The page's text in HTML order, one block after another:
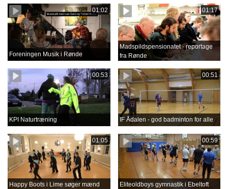
01:02
Foreningen Musik i Rønde
01:17
Madspildspensionatet - reportage
fra Rønde
00:53
KPI Naturtræning
00:51
IF Ådalen - god badminton for alle
01:05
Happy Boots i Lime søger mænd
00:59
Eliteoldboys gymnastik i Ebeltoft